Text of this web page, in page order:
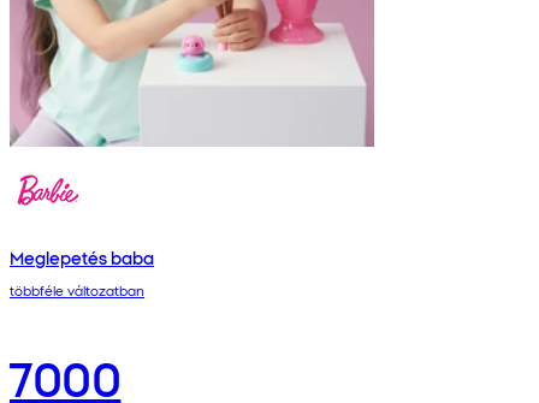
Meglepetés baba
többféle változatban
7000